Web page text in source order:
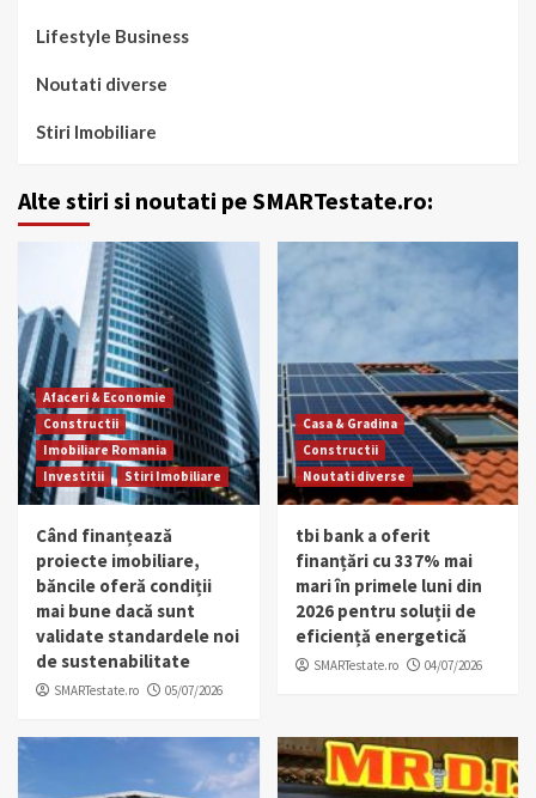
Lifestyle Business
Noutati diverse
Stiri Imobiliare
Alte stiri si noutati pe SMARTestate.ro:
Afaceri & Economie
Constructii
Imobiliare Romania
Investitii
Stiri Imobiliare
Când finanțează
proiecte imobiliare,
băncile oferă condiții
mai bune dacă sunt
validate standardele noi
de sustenabilitate
SMARTestate.ro 05/07/2026
Casa & Gradina
Constructii
Noutati diverse
tbi bank a oferit
finanțări cu 337% mai
mari în primele luni din
2026 pentru soluții de
eficiență energetică
SMARTestate.ro 04/07/2026